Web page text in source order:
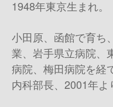
1948年東京生まれ。
小田原、函館で育ち、
業、岩手県立病院、
病院、梅田病院を経て
内科部長、 2001年よ